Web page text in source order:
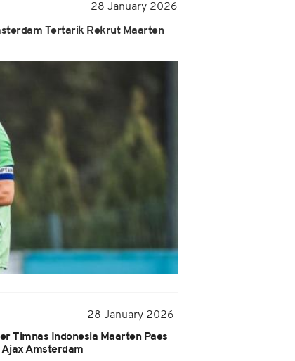
28 January 2026
Tertarik Rekrut Maarten
28 January 2026
Timnas Indonesia Maarten Paes
Ajax Amsterdam